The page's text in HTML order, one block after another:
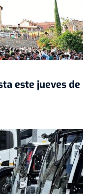
este jueves de